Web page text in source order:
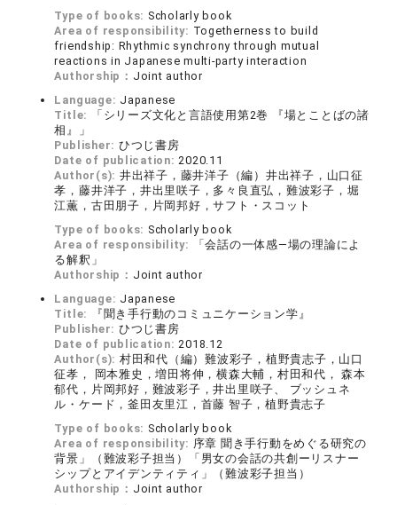
Type of books: Scholarly book
Area of responsibility: Togetherness to build
friendship: Rhythmic synchrony through mutual
reactions in Japanese multi-party interaction
Authorship： Joint author
Language: Japanese
Title:
「シリーズ文化と言語使用第2巻 『場とことばの諸
相』」
Publisher: ひつじ書房
Date of publication:2020.11
Author(s): 井出祥子，藤井洋子（編）井出祥子，山口征
孝，藤井洋子，井出里咲子，多々良直弘，難波彩子，堀
江薫，古田朋子，片岡邦好，サフト・スコット
Type of books: Scholarly book
Area of responsibility:
「会話の一体感―場の理論によ
る解釈」
Authorship： Joint author
Language: Japanese
Title:
『聞き手行動のコミュニケーション学』
Publisher: ひつじ書房
Date of publication:2018.12
Author(s): 村田和代（編）難波彩子，植野貴志子，山口
征孝， 岡本雅史，増田将伸，横森大輔，村田和代， 森本
郁代，片岡邦好，難波彩子，井出里咲子、 ブッシュネ
ル・ケード，釜田友里江，首藤 智子，植野貴志子
Type of books: Scholarly book
Area of responsibility: 序章 聞き手行動をめぐる研究の
背景」（難波彩子担当）「男女の会話の共創ーリスナー
シップとアイデンティティ」（難波彩子担当）
Authorship： Joint author